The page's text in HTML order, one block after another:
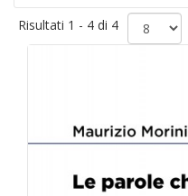
Risultati 1 - 4 di 4